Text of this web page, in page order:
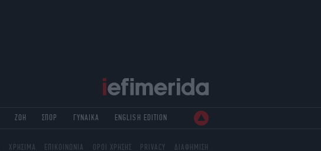
ΖΩΗ ΣΠΟΡ ΓΥΝΑΙΚΑ ENGLISH EDITION
ΧΡΗΣΙΜΑ ΕΠΙΚΟΙΝΩΝΙΑ ΟΡΟΙ ΧΡΗΣΗΣ PRIVACY ΔΙΑΦΗΜΙΣΗ